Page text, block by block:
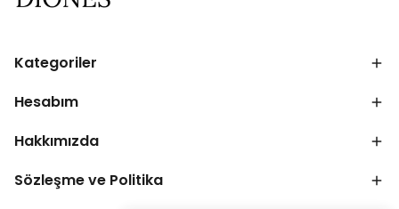
Kategoriler
Hesabım
Hakkımızda
Sözleşme ve Politika